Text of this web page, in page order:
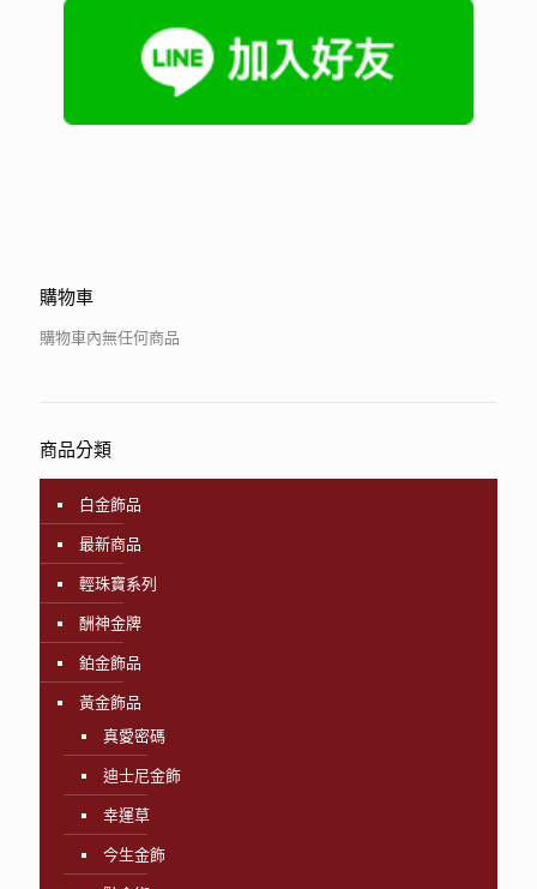
購物車
購物車內無任何商品
商品分類
白金飾品
最新商品
輕珠寶系列
酬神金牌
鉑金飾品
黃金飾品
真愛密碼
迪士尼金飾
幸運草
今生金飾